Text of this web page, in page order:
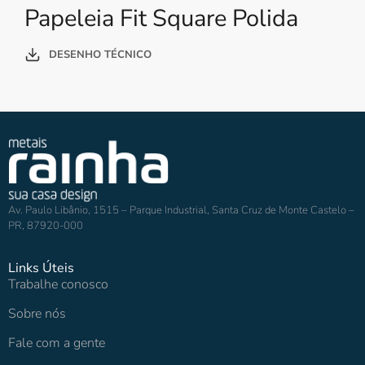
Papeleia Fit Square Polida
DESENHO TÉCNICO
Av. Paulo Libânio, 1515 – Parque Industrial, Santa Cruz de Monte Castelo –
PR, 87920-000
Links Úteis
Trabalhe conosco
Sobre nós
Fale com a gente